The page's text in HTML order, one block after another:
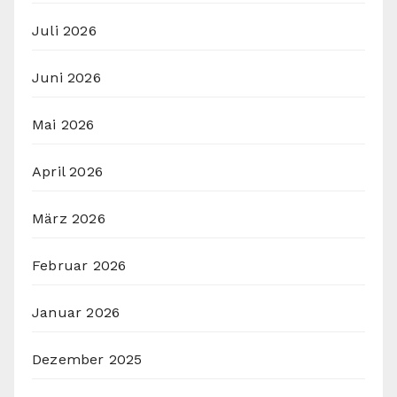
Juli 2026
Juni 2026
Mai 2026
April 2026
März 2026
Februar 2026
Januar 2026
Dezember 2025